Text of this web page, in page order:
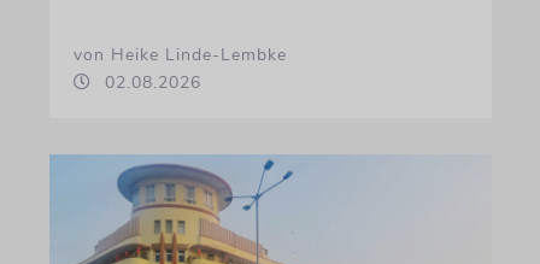
von Heike Linde-Lembke
02.08.2026